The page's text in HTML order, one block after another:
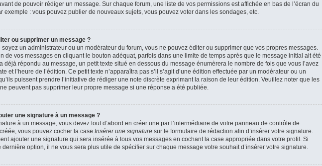
de pouvoir rédiger un message. Sur chaque forum, une liste de vos permissions est affichée en bas de l’écran du
exemple : vous pouvez publier de nouveaux sujets, vous pouvez voter dans les sondages, etc.
ou supprimer un message ?
un administrateur ou un modérateur du forum, vous ne pouvez éditer ou supprimer que vos propres messages.
de vos messages en cliquant le bouton adéquat, parfois dans une limite de temps après que le message initial ait été
déjà répondu au message, un petit texte situé en dessous du message énumèrera le nombre de fois que vous l’avez
et l’heure de l’édition. Ce petit texte n’apparaîtra pas s’il s’agit d’une édition effectuée par un modérateur ou un
puissent prendre l’initiative de rédiger une note discrète exprimant la raison de leur édition. Veuillez noter que les
peuvent pas supprimer leur propre message si une réponse a été publiée.
une signature à un message ?
à un message, vous devez tout d’abord en créer une par l’intermédiaire de votre panneau de contrôle de
vous pouvez cocher la case Insérer une signature sur le formulaire de rédaction afin d’insérer votre signature.
ajouter une signature qui sera insérée à tous vos messages en cochant la case appropriée dans votre profil. Si
dernière option, il ne vous sera plus utile de spécifier sur chaque message votre souhait d’insérer votre signature.